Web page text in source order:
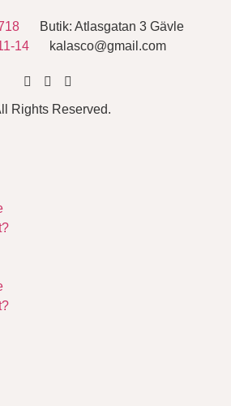
Butik: Atlasgatan 3 Gävle
14
kalasco@gmail.com
Rights Reserved.